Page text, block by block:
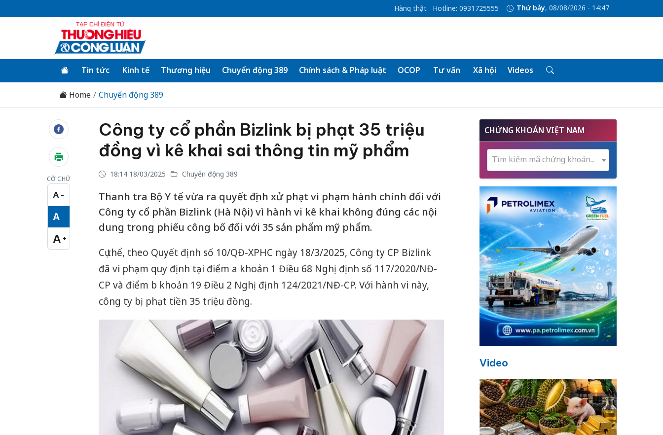
Hàng thật Hotline: 0931725555 Thứ bảy, 08/08/2026 - 14:47
Tin tức Kinh tế Thương hiệu Chuyển động 389 Chính sách & Pháp luật OCOP Tư vấn Xã hội Videos
Home Chuyển động 389
CỠ CHỮ
A −
Cỡ chữ nhỏ
A
Cỡ chữ vừa
A +
Cỡ chữ lớn
Công ty cổ phần Bizlink bị phạt 35 triệu
đồng vì kê khai sai thông tin mỹ phẩm
18:14 18/03/2025 Chuyển động 389
Thanh tra Bộ Y tế vừa ra quyết định xử phạt vi phạm hành chính đối với
Công ty cổ phần Bizlink (Hà Nội) vì hành vi kê khai không đúng các nội
dung trong phiếu công bố đối với 35 sản phẩm mỹ phẩm.
Cụ thể, theo Quyết định số 10/QĐ-XPHC ngày 18/3/2025, Công ty CP Bizlink
đã vi phạm quy định tại điểm a khoản 1 Điều 68 Nghị định số 117/2020/NĐ-
CP và điểm b khoản 19 Điều 2 Nghị định 124/2021/NĐ-CP. Với hành vi này,
công ty bị phạt tiền 35 triệu đồng.
CHỨNG KHOÁN VIỆT NAM
Tìm kiếm mã chứng khoán...
Video